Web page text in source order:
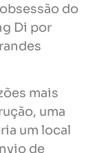
do
Di por
mais
uma
um local
de